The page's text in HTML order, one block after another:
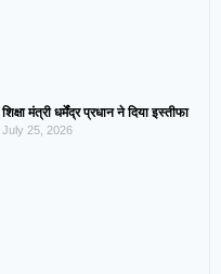
शिक्षा मंत्री धर्मेंद्र प्रधान ने दिया इस्तीफा
July 25, 2026